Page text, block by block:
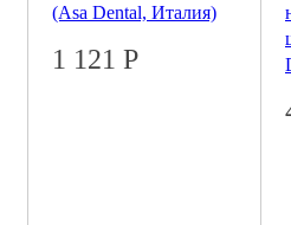
(Asa Dental, Италия)
1 121 Р